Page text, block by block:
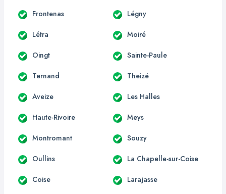
Frontenas Légny
Létra Moiré
Oingt Sainte-Paule
Ternand Theizé
Aveize Les Halles
Haute-Rivoire Meys
Montromant Souzy
Oullins La Chapelle-sur-Coise
Coise Larajasse